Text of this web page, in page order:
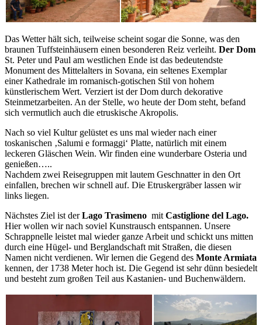
Das Wetter hält sich, teilweise scheint sogar die Sonne, was den
braunen Tuffsteinhäusern einen besonderen Reiz verleiht. Der Dom
St. Peter und Paul am westlichen Ende ist das bedeutendste
Monument des Mittelalters in Sovana, ein seltenes Exemplar
einer Kathedrale im romanisch-gotischen Stil von hohem
künstlerischem Wert. Verziert ist der Dom durch dekorative
Steinmetzarbeiten. An der Stelle, wo heute der Dom steht, befand
sich vermutlich auch die etruskische Akropolis.
Nach so viel Kultur gelüstet es uns mal wieder nach einer
toskanischen ‚Salumi e formaggi‘ Platte, natürlich mit einem
leckeren Gläschen Wein. Wir finden eine wunderbare Osteria und
genießen…..
Nachdem zwei Reisegruppen mit lautem Geschnatter in den Ort
einfallen, brechen wir schnell auf. Die Etruskergräber lassen wir
links liegen.
Nächstes Ziel ist derLago Trasimeno mit Castiglione del Lago.
Hier wollen wir nach soviel Kunstrausch entspannen. Unsere
Schrappnelle leistet mal wieder ganze Arbeit und schickt uns mitten
durch eine Hügel- und Berglandschaft mit Straßen, die diesen
Namen nicht verdienen. Wir lernen die Gegend des Monte Armiata
kennen, der 1738 Meter hoch ist. Die Gegend ist sehr dünn besiedelt
und besteht zum großen Teil aus Kastanien- und Buchenwäldern.